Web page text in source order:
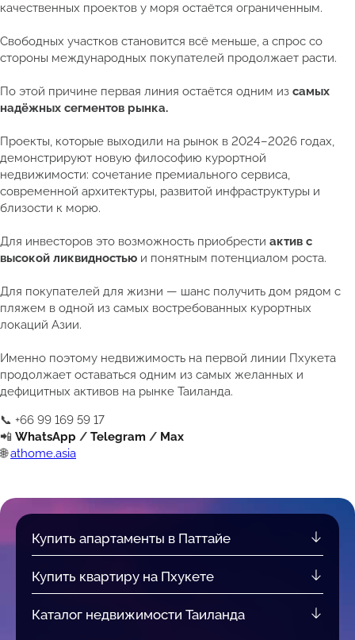
качественных проектов у моря остаётся ограниченным.
Свободных участков становится всё меньше, а спрос со
стороны международных покупателей продолжает расти.
По этой причине первая линия остаётся одним из самых
надёжных сегментов рынка.
Проекты, которые выходили на рынок в 2024–2026 годах,
демонстрируют новую философию курортной
недвижимости: сочетание премиального сервиса,
современной архитектуры, развитой инфраструктуры и
близости к морю.
Для инвесторов это возможность приобрести актив с
высокой ликвидностью и понятным потенциалом роста.
Для покупателей для жизни — шанс получить дом рядом с
пляжем в одной из самых востребованных курортных
локаций Азии.
Именно поэтому недвижимость на первой линии Пхукета
продолжает оставаться одним из самых желанных и
дефицитных активов на рынке Таиланда.
📞 +66 99 169 59 17
📲 WhatsApp / Telegram / Max
🌐 athome.asia
Купить апартаменты в Паттайе
Купить квартиру на Пхукете
Каталог недвижимости Таиланда